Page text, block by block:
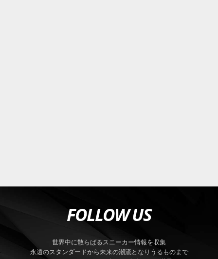
FOLLOW US
世界中に散らばるスニーカー情報を収集
永遠のスタンダードから未来の潮流となりうるものまで